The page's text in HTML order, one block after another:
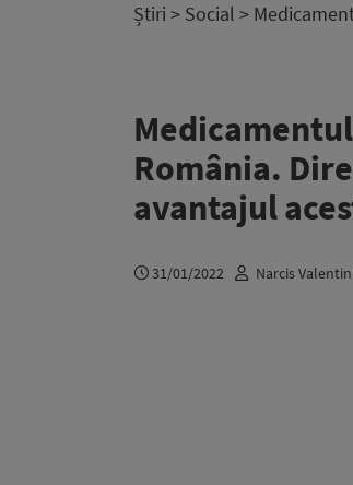
Știri > Social >
România.
avantajul
31/01/2022 Narcis